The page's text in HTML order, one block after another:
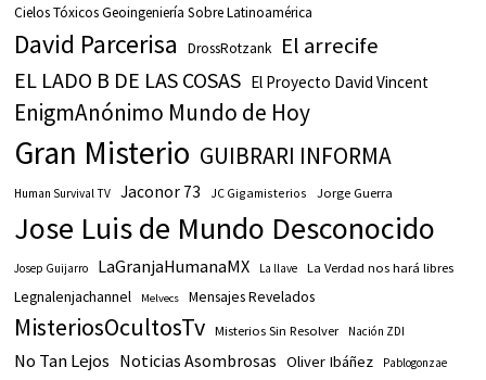
Cielos Tóxicos Geoingeniería Sobre Latinoamérica
David Parcerisa DrossRotzank El arrecife
EL LADO B DE LAS COSAS El Proyecto David Vincent
EnigmAnónimo Mundo de Hoy
Gran Misterio GUIBRARI INFORMA
Human Survival TV Jaconor 73 JC Gigamisterios Jorge Guerra
Jose Luis de Mundo Desconocido
Josep Guijarro LaGranjaHumanaMX La llave La Verdad nos hará libres
Legnalenjachannel Melvecs Mensajes Revelados
MisteriosOcultosTv Misterios Sin Resolver Nación ZDI
No Tan Lejos Noticias Asombrosas Oliver Ibáñez Pablogonzae